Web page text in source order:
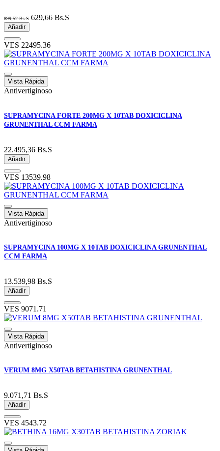
899,52Bs.S 629,66 Bs.S
Añadir
VES 22495.36
Vista Rápida
Antivertiginoso
SUPRAMYCINA FORTE 200MG X 10TAB DOXICICLINA
GRUNENTHAL CCM FARMA
22.495,36 Bs.S
Añadir
VES 13539.98
Vista Rápida
Antivertiginoso
SUPRAMYCINA 100MG X 10TAB DOXICICLINA GRUNENTHAL
CCM FARMA
13.539,98 Bs.S
Añadir
VES 9071.71
Vista Rápida
Antivertiginoso
VERUM 8MG X50TAB BETAHISTINA GRUNENTHAL
9.071,71 Bs.S
Añadir
VES 4543.72